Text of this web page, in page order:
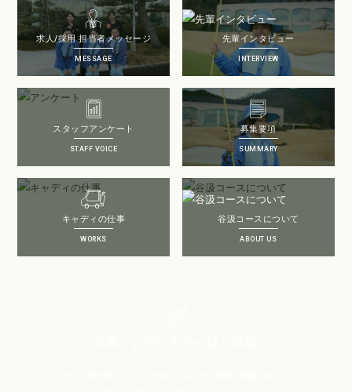
求人/採用 担当者メッセージ
MESSAGE
先輩インタビュー
INTERVIEW
スタッフアンケート
STAFF VOICE
募集要項
SUMMARY
キャディの仕事
WORKS
谷汲コースについて
ABOUT US